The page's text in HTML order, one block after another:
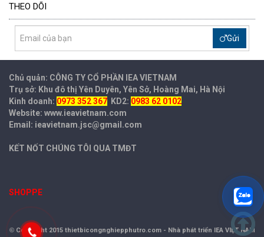
THEO DÕI
Gửi
Chủ quản: CÔNG TY CỔ PHẦN IEAVIETNAM
Trụ sở: Khu đô thị Yên Duyên, Yên Sở, Hoàng Mai, Hà Nội
Kinh doanh: 0973 352 367 KD2: 0983 62 0102
Website: www.ieavietnam.com
Email: ieavietnam.jsc@gmail.com
KẾT NỐT CHÚNG TÔI QUA TMĐT
SHOPPE
© Copyright 2015 thietbicongnghiepphutro.com - Nhà phát triển IEA VIỆT NAM